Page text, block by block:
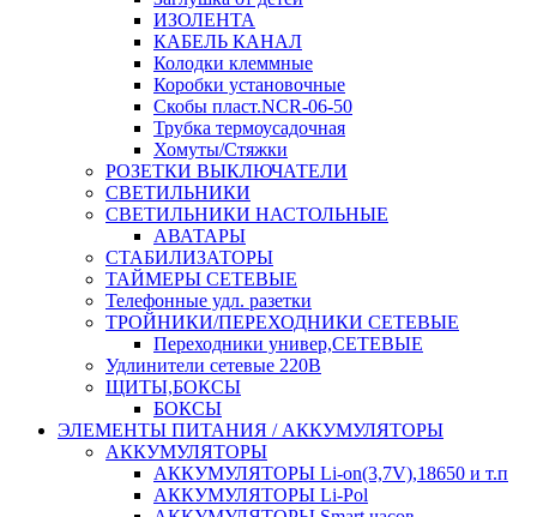
ИЗОЛЕНТА
КАБЕЛЬ КАНАЛ
Колодки клеммные
Коробки установочные
Скобы пласт.NCR-06-50
Трубка термоусадочная
Хомуты/Стяжки
РОЗЕТКИ ВЫКЛЮЧАТЕЛИ
СВЕТИЛЬНИКИ
СВЕТИЛЬНИКИ НАСТОЛЬНЫЕ
АВАТАРЫ
СТАБИЛИЗАТОРЫ
ТАЙМЕРЫ СЕТЕВЫЕ
Телефонные удл. разетки
ТРОЙНИКИ/ПЕРЕХОДНИКИ СЕТЕВЫЕ
Переходники универ,СЕТЕВЫЕ
Удлинители сетевые 220В
ЩИТЫ,БОКСЫ
БОКСЫ
ЭЛЕМЕНТЫ ПИТАНИЯ / АККУМУЛЯТОРЫ
АККУМУЛЯТОРЫ
АККУМУЛЯТОРЫ Li-on(3,7V),18650 и т.п
АККУМУЛЯТОРЫ Li-Pol